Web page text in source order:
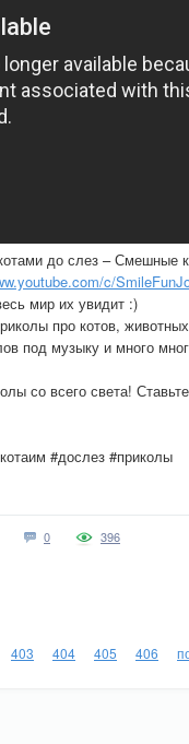
до слез – Смешные
c/
мир их увидит :)
про котов,
под музыку и много
со всего света!
#дослез #приколы
0 396
403 404 405 406